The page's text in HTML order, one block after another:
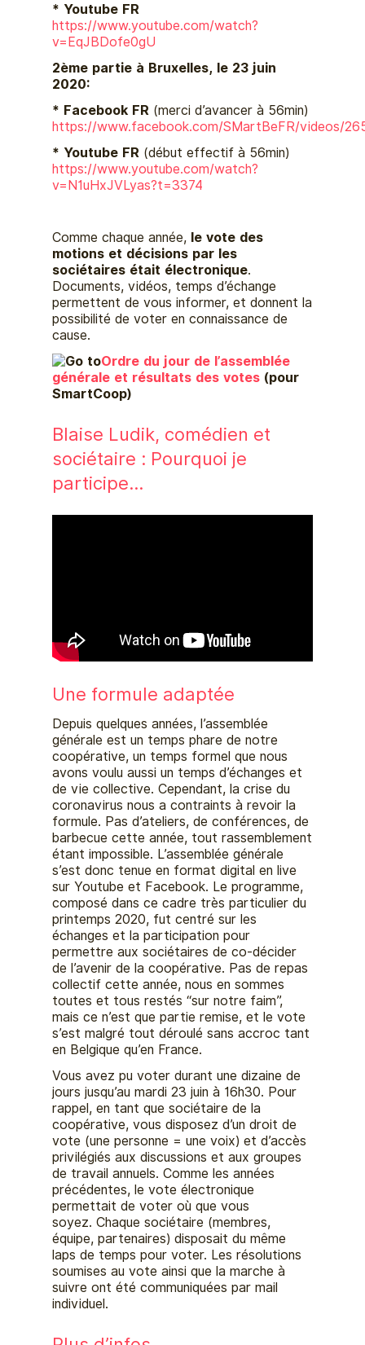
* Youtube FR
https://www.youtube.com/watch?
v=EqJBDofe0gU
2ème partie à Bruxelles, le 23 juin
2020:
* Facebook FR (merci d’avancer à 56min)
https://www.facebook.com/SMartBeFR/videos/
* Youtube FR (début effectif à 56min)
https://www.youtube.com/watch?
v=N1uHxJVLyas?t=3374
Comme chaque année, le vote des
motions et décisions par les
sociétaires était électronique.
Documents, vidéos, temps d’échange
permettent de vous informer, et donnent la
possibilité de voter en connaissance de
cause.
Ordre du jour de l’assemblée
générale et résultats des votes(pour
SmartCoop)
Blaise Ludik, comédien et
sociétaire : Pourquoi je
participe…
Une formule adaptée
Depuis quelques années, l’assemblée
générale est un temps phare de notre
coopérative, un temps formel que nous
avons voulu aussi un temps d’échanges et
de vie collective. Cependant, la crise du
coronavirus nous a contraints à revoir la
formule. Pas d’ateliers, de conférences, de
barbecue cette année, tout rassemblement
étant impossible. L’assemblée générale
s’est donc tenue en format digital en live
sur Youtube et Facebook. Le programme,
composé dans ce cadre très particulier du
printemps 2020, fut centré sur les
échanges et la participation pour
permettre aux sociétaires de co-décider
de l’avenir de la coopérative. Pas de repas
collectif cette année, nous en sommes
toutes et tous restés “sur notre faim”,
mais ce n’est que partie remise, et le vote
s’est malgré tout déroulé sans accroc tant
en Belgique qu’en France.
Vous avez pu voter durant une dizaine de
jours jusqu’au mardi 23 juin à 16h30. Pour
rappel, en tant que sociétaire de la
coopérative, vous disposez d’un droit de
vote (une personne = une voix) et d’accès
privilégiés aux discussions et aux groupes
de travail annuels. Comme les années
précédentes, le vote électronique
permettait de voter où que vous
soyez. Chaque sociétaire (membres,
équipe, partenaires) disposait du même
laps de temps pour voter. Les résolutions
soumises au vote ainsi que la marche à
suivre ont été communiquées par mail
individuel.